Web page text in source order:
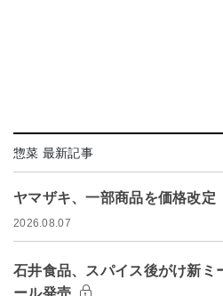
惣菜 最新記事
ヤマザキ、一部商品を価格改
2026.08.07
石井食品、スパイス後がけ新ミ
ール発売